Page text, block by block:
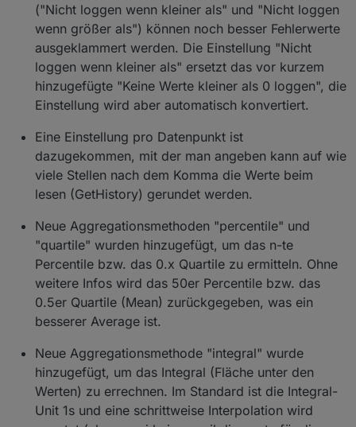
("Nicht loggen wenn kleiner als" und "Nicht loggen
wenn größer als") können noch besser Fehlerwerte
ausgeklammert werden. Die Einstellung "Nicht
loggen wenn kleiner als" ersetzt das vor kurzem
hinzugefügte "Keine Werte kleiner als 0 loggen", die
Einstellung wird aber automatisch konvertiert.
Eine Einstellung pro Datenpunkt ist
dazugekommen, mit der man angeben kann auf wie
viele Stellen nach dem Komma die Werte beim
lesen (GetHistory) gerundet werden.
Neue Aggregationsmethoden "percentile" und
"quartile" wurden hinzugefügt, um das n-te
Percentile bzw. das 0.x Quartile zu ermitteln. Ohne
weitere Infos wird das 50er Percentile bzw. das
0.5er Quartile (Mean) zurückgegeben, was ein
besserer Average ist.
Neue Aggregationsmethode "integral" wurde
hinzugefügt, um das Integral (Fläche unter den
Werten) zu errechnen. Im Standard ist die Integral-
Unit 1s und eine schrittweise Interpolation wird